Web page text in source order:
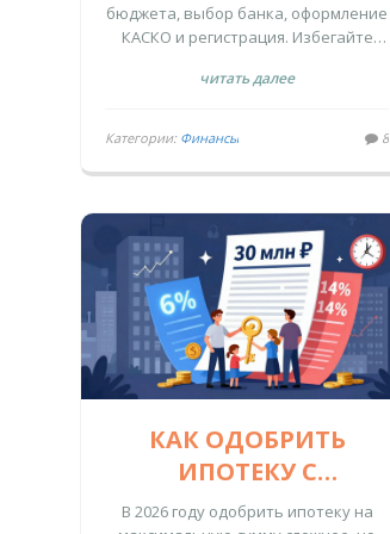
ВЫБОРА ДО
ПОЛУЧЕНИЯ
бюджета, выбор банка, оформление
КАСКО и регистрация. Избегайте
читать далее
Категории: Финансы 8
КАК ОДОБРИТЬ
ИПОТЕКУ С
МАКСИМАЛЬНОЙ
В 2026 году одобрить ипотеку на